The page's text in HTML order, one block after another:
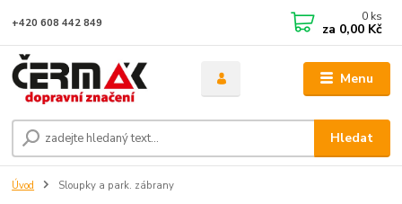
Menu
Hledat
+420 608 442 849 0 ks
za 0,00 Kč
Úvod Sloupky a park. zábrany